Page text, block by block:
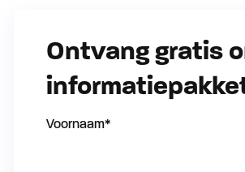
Ontvang gratis
Voornaam*